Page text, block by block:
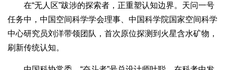
在“无人区”跋涉的探索者，正重塑认知边界。天问一号
任务中，中国空间科学学会理事、中国科学院国家空间科学
中心研究员刘洋带领团队，首次原位探测到火星含水矿物，
刷新传统认知。